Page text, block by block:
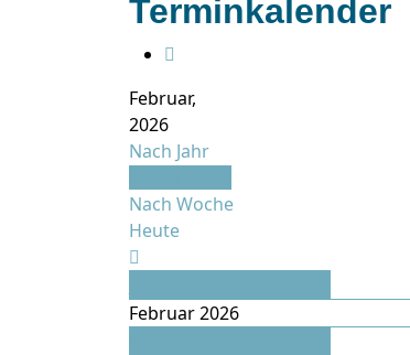
Terminkalender
Februar,
2026
Nach Jahr
Nach Woche
Heute
Februar 2026